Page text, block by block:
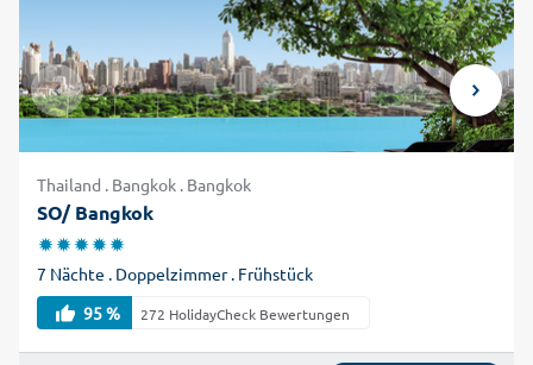
Thailand . Bangkok . Bangkok
SO/ Bangkok
7 Nächte . Doppelzimmer . Frühstück
95 %
272 HolidayCheck Bewertungen